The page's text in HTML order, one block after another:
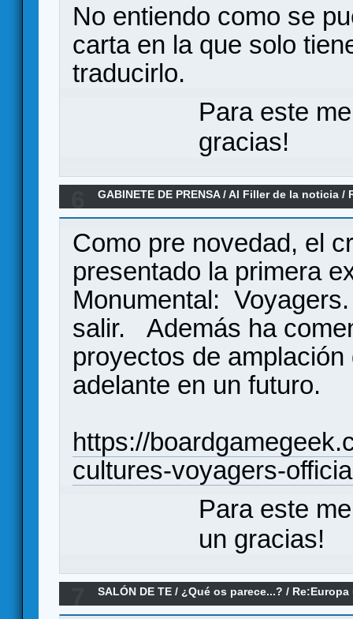
No entiendo como se
carta en la que solo
traducirlo.
Para este
gracias!
GABINETE DE PRENSA/Al Filler de la noticia /
2026)
Como pre novedad, el
presentado la primera
Monumental:
salir. Además ha
proyectos de
adelante en un futuro.
https://
cultures-voyagers-
Para este
un gracias!
SALÓN DE TE /¿Qué os parece...? /
parece?